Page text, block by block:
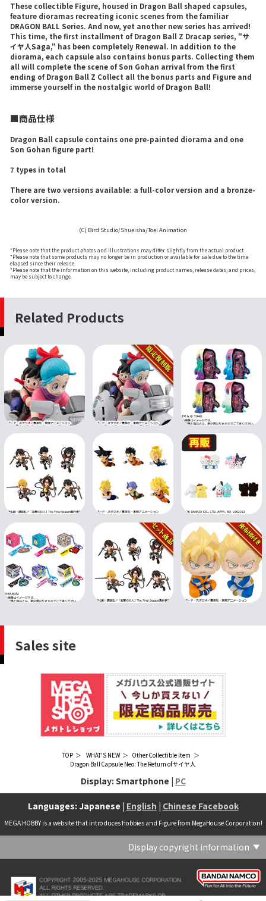
These collectible Figure, housed in Dragon Ball shaped capsules,
feature dioramas recreating iconic scenes from the familiar
DRAGON BALL Series. And now, yet another new series has arrived!
This time, the first installment of Dragon Ball Z Dracap series, "サ
イヤ人Saga," has been completely Renewal. In addition to the
diorama, each capsule also contains bonus parts. Collecting them
all will complete the scene of Son Gohan arrival from the first
ending of Dragon Ball Z Collect all the bonus parts and Figure and
immerse yourself in the nostalgic world of Dragon Ball!
■商品仕様
Dragon Ball capsule contains one pre-painted diorama and one
Son Gohan figure part!
7 types in total
There are two versions available: a full-color version and a bronze-
color version.
(C) Bird Studio/Shueisha/Toei Animation
*Please note that the product photos and illustrations may differ slightly from the actual product.
*Please note that some products may no longer be in production or available for sale due to the time
elapsed since their release.
*Please note that the information on this website, including product names, release dates, and prices,
may be subject to change.
Related Products
Sales site
TOP WHAT'S NEW ​ ​Other Collectible item
Dragon Ball Capsule Neo: The Return ofサイヤ人
Display: Smartphone | PC
Languages: Japanese | English | Chinese Facebook
MEGA HOBBY is a website that introduces hobbies and Figure from MegaHouse Corporation!
Display copyright information